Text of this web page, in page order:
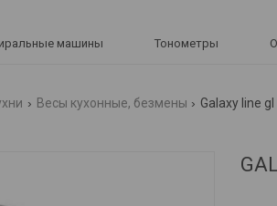
машины Тонометры
Весы кухонные, безмены Galaxy line